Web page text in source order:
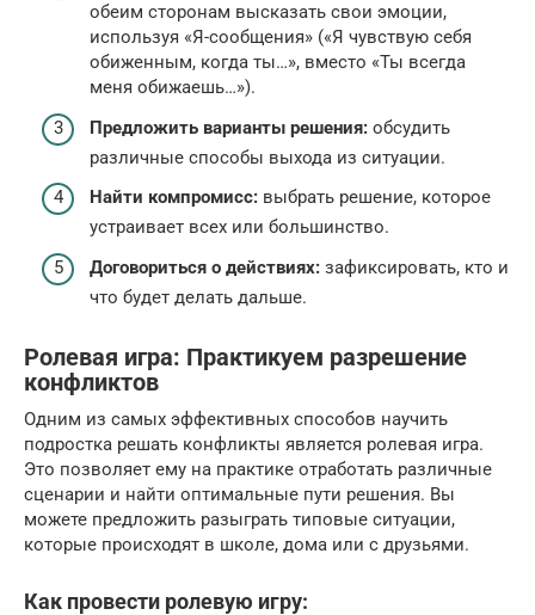
обеим сторонам высказать свои эмоции,
используя «Я-сообщения» («Я чувствую себя
обиженным, когда ты…», вместо «Ты всегда
меня обижаешь…»).
Предложить варианты решения: обсудить
различные способы выхода из ситуации.
Найти компромисс: выбрать решение, которое
устраивает всех или большинство.
Договориться о действиях: зафиксировать, кто и
что будет делать дальше.
Ролевая игра: Практикуем разрешение
конфликтов
Одним из самых эффективных способов научить
подростка решать конфликты является ролевая игра.
Это позволяет ему на практике отработать различные
сценарии и найти оптимальные пути решения. Вы
можете предложить разыграть типовые ситуации,
которые происходят в школе, дома или с друзьями.
Как провести ролевую игру: